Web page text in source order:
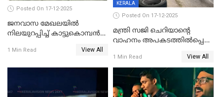
Posted On 17-12-2025
ജനവാസ മേഖലയില്‍
നിലയുറപ്പിച്ച് കാട്ടുകൊമ്പന്‍
1 Min Read View All
KERALA
Posted On 17-12-2025
മന്ത്രി സജി ചെറിയാന്റെ
വാഹനം അപകടത്തിൽപ്പെട്ടു;
രക്ഷപ്പെട്ടത് തലനാരിടയ്ക്ക്
1 Min Read View All